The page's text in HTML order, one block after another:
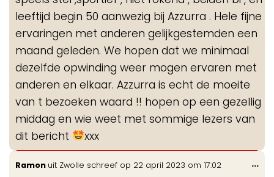
leeftijd begin 50 aanwezig bij Azzurra . Hele fijne
ervaringen met anderen gelijkgestemden een
maand geleden. We hopen dat we minimaal
dezelfde opwinding weer mogen ervaren met
anderen en elkaar. Azzurra is echt de moeite
van t bezoeken waard !! hopen op een gezellig
middag en wie weet met sommige lezers van
dit bericht
xxx
Ramon uit Zwolle schreef op 22 april 2023 om 17:02 ...